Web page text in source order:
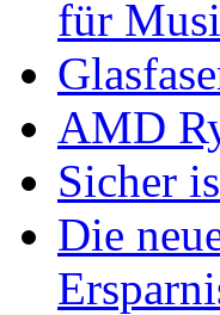
für
AMD
Sicher
Die